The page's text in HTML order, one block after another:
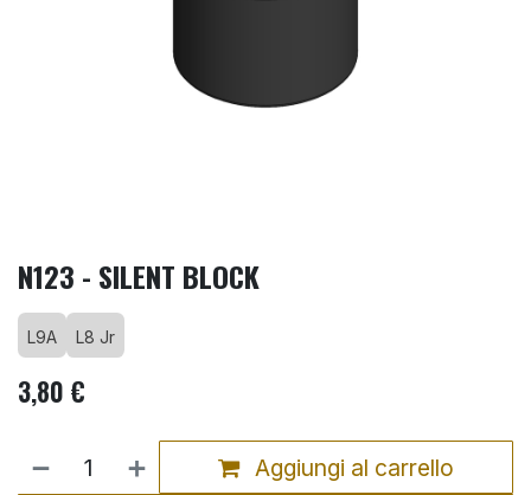
N123 - SILENT BLOCK
L9A L8 Jr
3,80 €
Aggiungi al carrello